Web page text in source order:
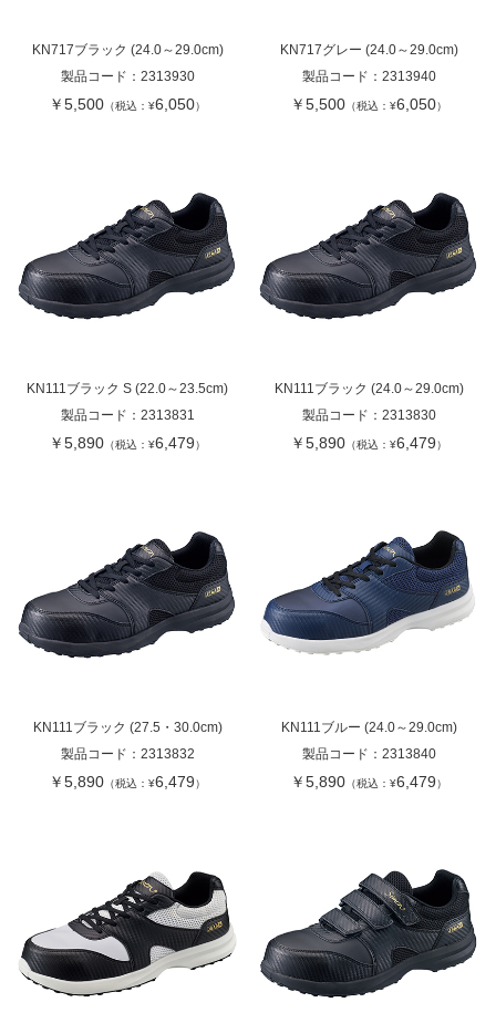
KN717ブラック (24.0～29.0cm)
製品コード： 2313930
￥5,500 （税込：¥6,050）
KN717グレー (24.0～29.0cm)
製品コード： 2313940
￥5,500 （税込：¥6,050）
KN111ブラック S (22.0～23.5cm)
製品コード： 2313831
￥5,890 （税込：¥6,479）
KN111ブラック (24.0～29.0cm)
製品コード： 2313830
￥5,890 （税込：¥6,479）
KN111ブラック (27.5・30.0cm)
製品コード： 2313832
￥5,890 （税込：¥6,479）
KN111ブルー (24.0～29.0cm)
製品コード： 2313840
￥5,890 （税込：¥6,479）